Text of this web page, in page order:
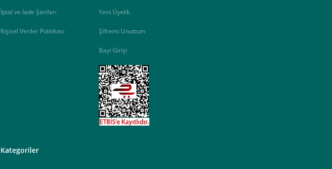
İptal ve İade Şartları
Kişisel Veriler Politikası
Yeni Üyelik
Şifremi Unuttum
Bayi Girişi
Kategoriler